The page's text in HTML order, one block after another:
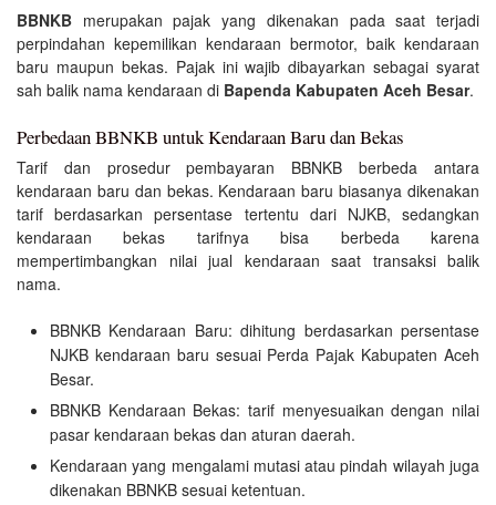
BBNKB merupakan pajak yang dikenakan pada saat terjadi
perpindahan kepemilikan kendaraan bermotor, baik kendaraan
baru maupun bekas. Pajak ini wajib dibayarkan sebagai syarat
sah balik nama kendaraan di Bapenda Kabupaten Aceh Besar.
Perbedaan BBNKB untuk Kendaraan Baru dan Bekas
Tarif dan prosedur pembayaran BBNKB berbeda antara
kendaraan baru dan bekas. Kendaraan baru biasanya dikenakan
tarif berdasarkan persentase tertentu dari NJKB, sedangkan
kendaraan bekas tarifnya bisa berbeda karena
mempertimbangkan nilai jual kendaraan saat transaksi balik
nama.
BBNKB Kendaraan Baru: dihitung berdasarkan persentase
NJKB kendaraan baru sesuai Perda Pajak Kabupaten Aceh
Besar.
BBNKB Kendaraan Bekas: tarif menyesuaikan dengan nilai
pasar kendaraan bekas dan aturan daerah.
Kendaraan yang mengalami mutasi atau pindah wilayah juga
dikenakan BBNKB sesuai ketentuan.